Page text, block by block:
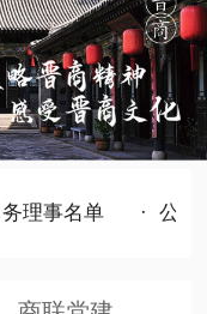
理事名单 · 公示